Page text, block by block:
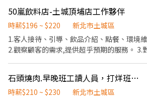
50嵐飲料店-土城頂埔店工作夥伴
時薪$196 ~ $220
新北市土城區
1.客人接待、引導、飲品介紹、點餐、環境
2.觀察顧客的需求,提供超乎預期的服務。 3.
可)。 7.時段可談。 8.Google map 地圖有
面。 工作地點:土城與萬華。
石頭燒肉.早晚班工讀人員，打烊班人員
時薪$210 ~ $230
新北市土城區